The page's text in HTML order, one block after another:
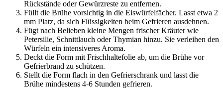
Rückstände oder Gewürzreste zu entfernen.
Füllt die Brühe vorsichtig in die Eiswürfelfächer. Lasst etwa 2
mm Platz, da sich Flüssigkeiten beim Gefrieren ausdehnen.
Fügt nach Belieben kleine Mengen frischer Kräuter wie
Petersilie, Schnittlauch oder Thymian hinzu. Sie verleihen den
Würfeln ein intensiveres Aroma.
Deckt die Form mit Frischhaltefolie ab, um die Brühe vor
Gefrierbrand zu schützen.
Stellt die Form flach in den Gefrierschrank und lasst die
Brühe mindestens 4-6 Stunden gefrieren.